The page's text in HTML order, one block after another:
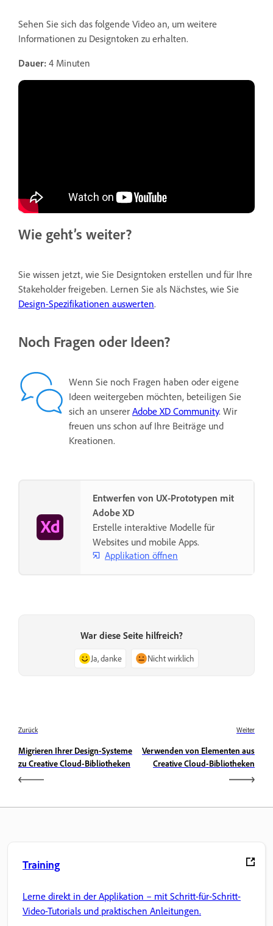
Sehen Sie sich das folgende Video an, um weitere
Informationen zu Designtoken zu erhalten.
Dauer: 4 Minuten
Wie geht’s weiter?
Sie wissen jetzt, wie Sie Designtoken erstellen und für Ihre
Stakeholder freigeben. Lernen Sie als Nächstes, wie Sie
Design-Spezifikationen auswerten.
Noch Fragen oder Ideen?
Wenn Sie noch Fragen haben oder eigene
Ideen weitergeben möchten, beteiligen Sie
sich an unserer Adobe XD Community. Wir
freuen uns schon auf Ihre Beiträge und
Kreationen.
Entwerfen von UX-Prototypen mit
Adobe XD
Erstelle interaktive Modelle für
Websites und mobile Apps.
Applikation öffnen
War diese Seite hilfreich?
Ja, danke Nicht wirklich
Zurück
Migrieren Ihrer Design-Systeme
zu Creative Cloud-Bibliotheken
Weiter
Verwenden von Elementen aus
Creative Cloud-Bibliotheken
Training
Lerne direkt in der Applikation – mit Schritt-für-Schritt-
Video-Tutorials und praktischen Anleitungen.